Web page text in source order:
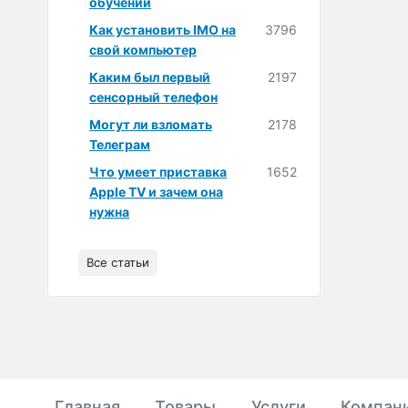
Как установить IMO на
свой компьютер
3796
Каким был первый
сенсорный телефон
2197
Могут ли взломать
Телеграм
2178
Что умеет приставка
Apple TV и зачем она
нужна
1652
Все статьи